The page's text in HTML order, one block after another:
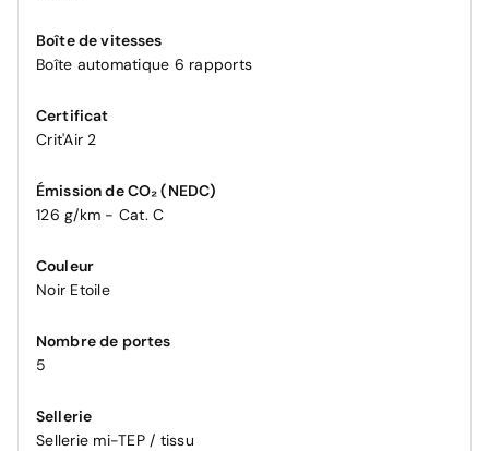
Boîte de vitesses
Boîte automatique 6 rapports
Certificat
Crit'Air 2
Émission de CO₂ (NEDC)
126 g/km - Cat. C
Couleur
Noir Etoile
Nombre de portes
5
Sellerie
Sellerie mi-TEP / tissu